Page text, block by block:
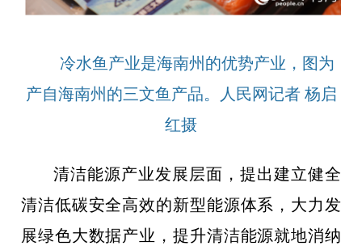
冷水鱼产业是海南州的优势产业，图为
产自海南州的三文鱼产品。人民网记者 杨启
红摄
清洁能源产业发展层面，提出建立健全
清洁低碳安全高效的新型能源体系，大力发
展绿色大数据产业，提升清洁能源就地消纳